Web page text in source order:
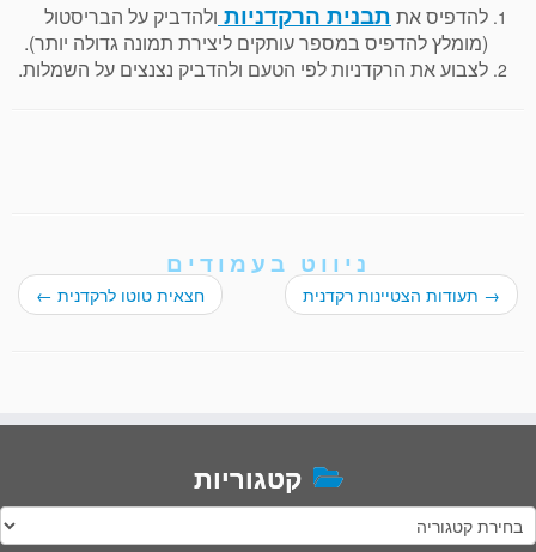
להדפיס את תבנית הרקדניות ולהדביק על הבריסטול
(מומלץ להדפיס במספר עותקים ליצירת תמונה גדולה יותר).
לצבוע את הרקדניות לפי הטעם ולהדביק נצנצים על השמלות.
ניווט בעמודים
→ תעודות הצטיינות רקדנית חצאית טוטו לרקדנית ←
קטגוריות
קטגוריות